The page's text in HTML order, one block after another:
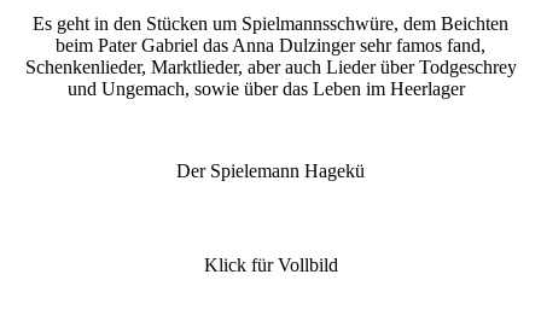
Es geht in den Stücken um Spielmannsschwüre, dem Beichten
beim Pater Gabriel das Anna Dulzinger sehr famos fand,
Schenkenlieder, Marktlieder, aber auch Lieder über Todgeschrey
und Ungemach, sowie über das Leben im Heerlager
Der Spielemann Hagekü
Klick für Vollbild